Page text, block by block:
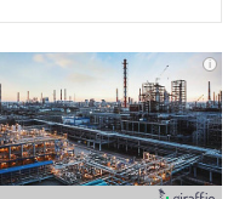
ситуация
многолетний период
США, например,